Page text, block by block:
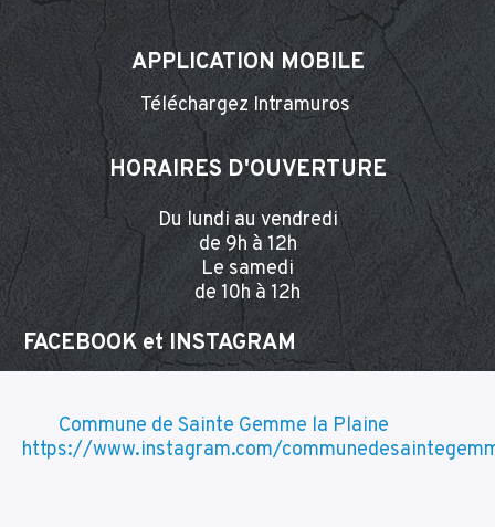
APPLICATION MOBILE
Téléchargez Intramuros
HORAIRES D'OUVERTURE
Du lundi au vendredi
de 9h à 12h
Le samedi
de 10h à 12h
FACEBOOK et INSTAGRAM
Commune de Sainte Gemme la Plaine
https://www.instagram.com/